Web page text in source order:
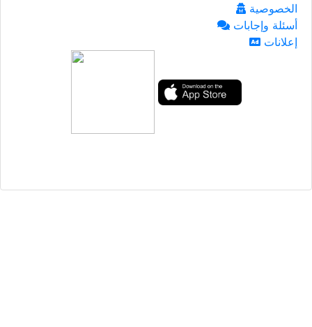
الخصوصية
أسئلة وإجابات
إعلانات